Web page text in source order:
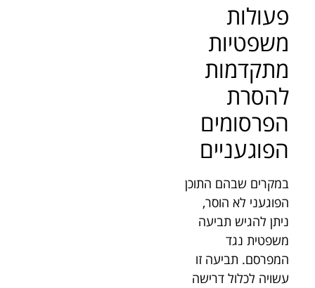
פעולות
משפטיות
מתקדמות
להסרת
הפרסומים
הפוגעניים
במקרים שבהם התוכן
הפוגעני לא הוסר,
ניתן להגיש תביעה
משפטית נגד
המפרסם. תביעה זו
עשויה לכלול דרישה